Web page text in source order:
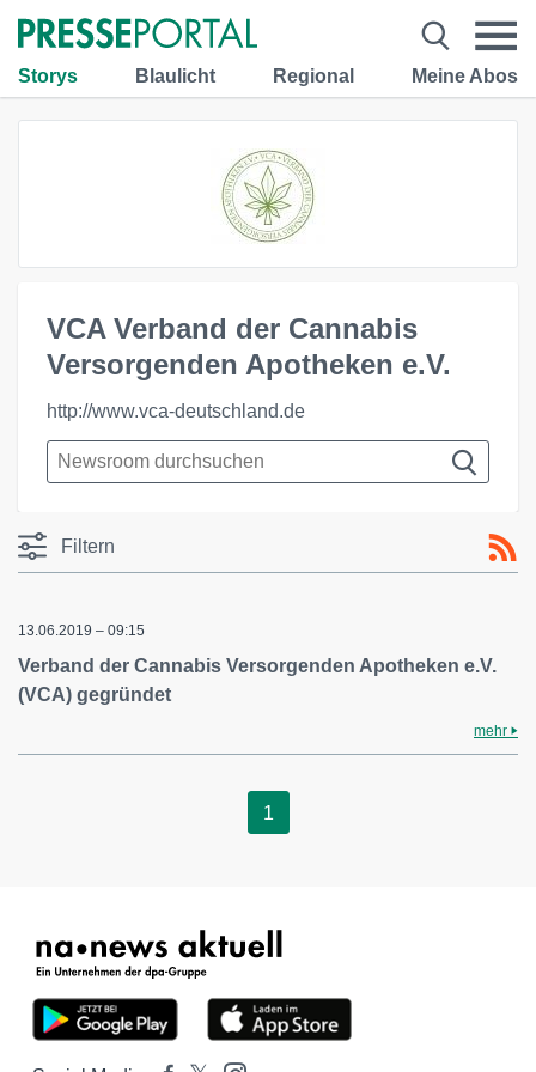
Storys Blaulicht Regional Meine Abos
VCA Verband der Cannabis
Versorgenden Apotheken e.V.
http://www.vca-deutschland.de
Filtern
13.06.2019 – 09:15
Verband der Cannabis Versorgenden Apotheken e.V.
(VCA) gegründet
mehr
1